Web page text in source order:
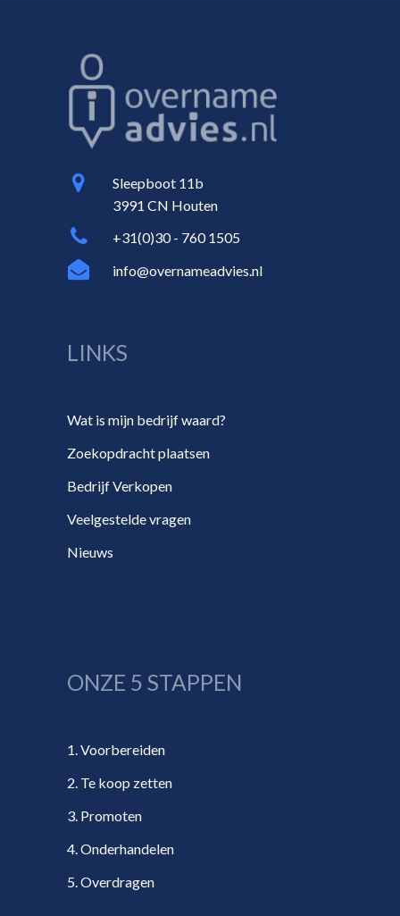
Sleepboot 11b
3991 CN Houten
+31(0)30 - 760 1505
info@overnameadvies.nl
LINKS
Wat is mijn bedrijf waard?
Zoekopdracht plaatsen
Bedrijf Verkopen
Veelgestelde vragen
Nieuws
ONZE 5 STAPPEN
1. Voorbereiden
2. Te koop zetten
3. Promoten
4. Onderhandelen
5. Overdragen